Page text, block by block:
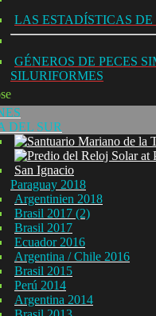
LAS ESTADÍSTICAS
GÉNEROS DE PECES
SILURIFORMES
DEL SUR
Paraguay 2018
Argentinien 2018
Brasil 2017 (2)
Brasil 2017
Ecuador 2016
Argentina / Chile 2016
Brasil 2015
Perú 2014
Argentina 2014